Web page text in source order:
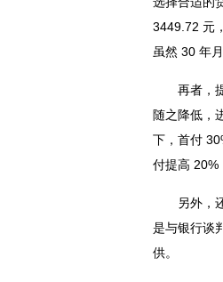
3449.72 元
虽然 30 年
再者，
随之降低，
下，首付
付提高 20%
另外，
是与银行谈
供。